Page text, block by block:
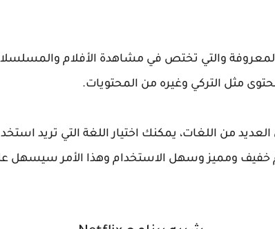
والتي تختص في مشاهدة الأفلام
مثل التركي وغيره من المحتويات.
من اللغات، يمكنك اختيار اللغة التي تريد
خفيف ومميز وسهل الاستخدام وهذا الأمر سيسهل